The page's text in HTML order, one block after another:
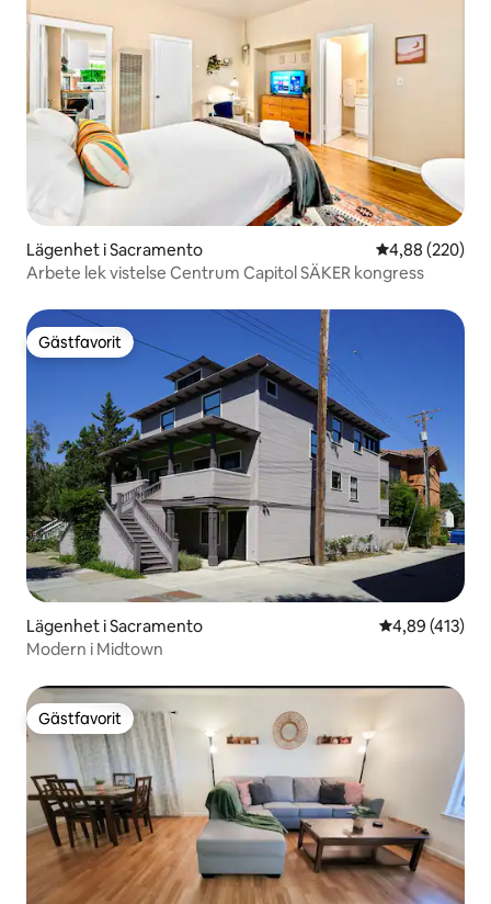
Lägenhet i Sacramento 4,88 av 5 i
4,88 (220)
Arbete lek vistelse Centrum Capitol SÄKER kongress
Gästfavorit
Gästfavorit
Lägenhet i Sacramento 4,89 av 5 i
4,89 (413)
Modern i Midtown
Gästfavorit
Gästfavorit